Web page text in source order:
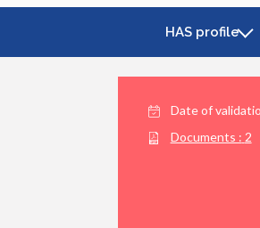
HAS profile
Date of
Documents : 2